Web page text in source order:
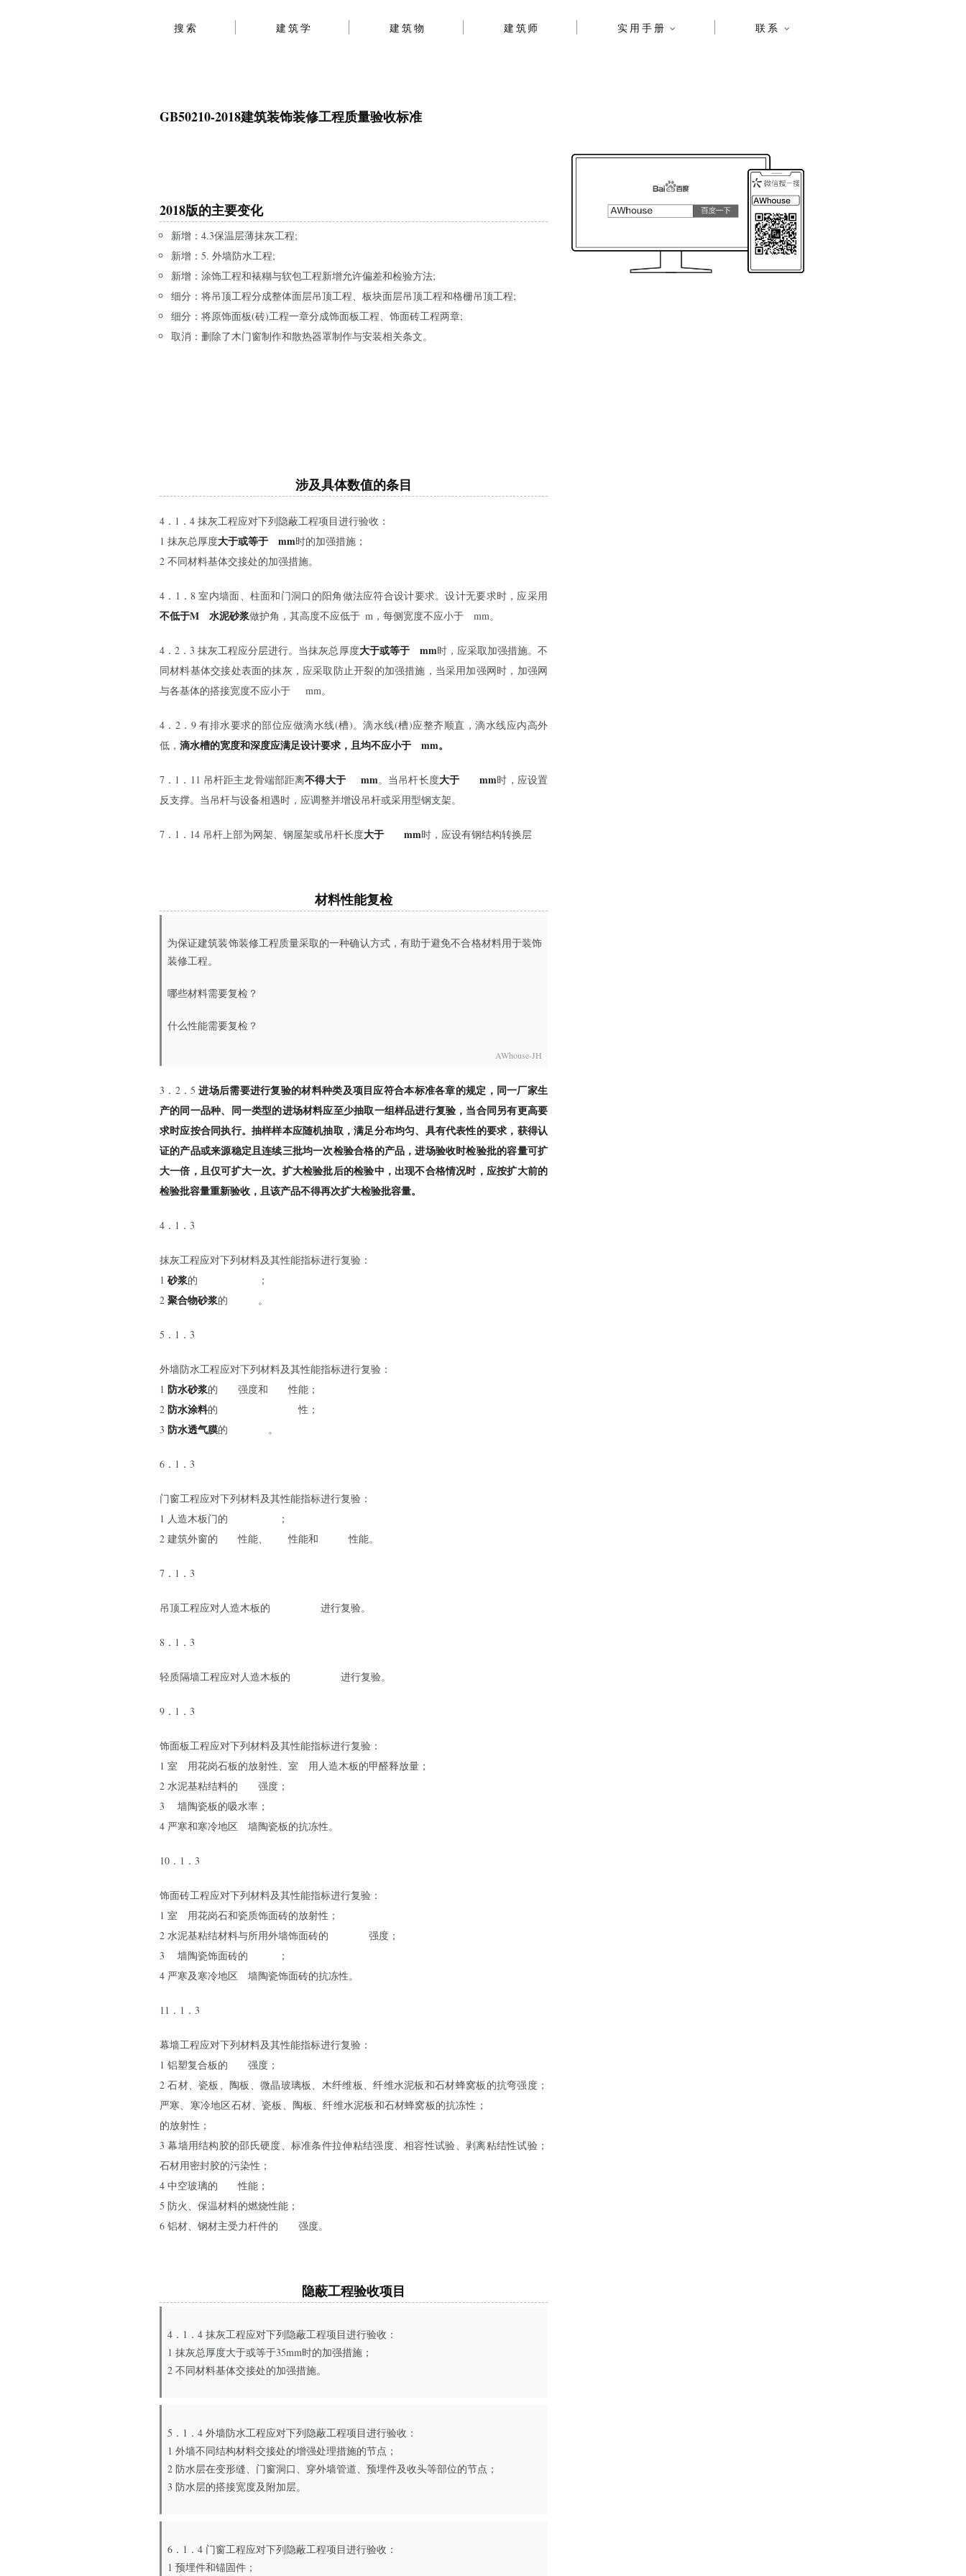
搜索 建筑学 建筑物 建筑师 实用手册 联系
GB50210-2018建筑装饰装修工程质量验收标准
2018版的主要变化
新增：4.3保温层薄抹灰工程;
新增：5. 外墙防水工程;
新增：涂饰工程和裱糊与软包工程新增允许偏差和检验方法;
细分：将吊顶工程分成整体面层吊顶工程、板块面层吊顶工程和格栅吊顶工程;
细分：将原饰面板(砖)工程一章分成饰面板工程、饰面砖工程两章;
取消：删除了木门窗制作和散热器罩制作与安装相关条文。
涉及具体数值的条目
4．1．4 抹灰工程应对下列隐蔽工程项目进行验收：
1 抹灰总厚度大于或等于 mm时的加强措施；
2 不同材料基体交接处的加强措施。
4．1．8 室内墙面、柱面和门洞口的阳角做法应符合设计要求。设计无要求时，应采用
不低于M 水泥砂浆做护角，其高度不应低于 m，每侧宽度不应小于 mm。
4．2．3 抹灰工程应分层进行。当抹灰总厚度大于或等于35 mm时，应采取加强措施。不
同材料基体交接处表面的抹灰，应采取防止开裂的加强措施，当采用加强网时，加强网
与各基体的搭接宽度不应小于
mm。
4．2．9 有排水要求的部位应做滴水线(槽)。滴水线(槽)应整齐顺直，滴水线应内高外
低， 滴水槽的宽度和深度应满足设计要求，且均不应小于 mm。
7．1．11 吊杆距主龙骨端部距离不得大于300 mm。当吊杆长度大于 1500mm时，应设置
反支撑。当吊杆与设备相遇时，应调整并增设吊杆或采用型钢支架。
7．1．14 吊杆上部为网架、钢屋架或吊杆长度大于 mm时，应设有钢结构转换层
材料性能复检
为保证建筑装饰装修工程质量采取的一种确认方式，有助于避免不合格材料用于装饰
装修工程。
哪些材料需要复检？
什么性能需要复检？
AWhouse-JH
3．2．5进场后需要进行复验的材料种类及项目应符合本标准各章的规定，同一厂家生
产的同一品种、同一类型的进场材料应至少抽取一组样品进行复验，当合同另有更高要
求时应按合同执行。抽样样本应随机抽取，满足分布均匀、具有代表性的要求，获得认
证的产品或来源稳定且连续三批均一次检验合格的产品，进场验收时检验批的容量可扩
大一倍，且仅可扩大一次。扩大检验批后的检验中，出现不合格情况时，应按扩大前的
检验批容量重新验收，且该产品不得再次扩大检验批容量。
4．1．3
抹灰工程应对下列材料及其性能指标进行复验：
1 砂浆的
；
2 聚合物砂浆的 。
5．1．3
外墙防水工程应对下列材料及其性能指标进行复验：
1 防水砂浆的 强度和 抗渗性能；
2 防水涂料的 低温柔性和不透水性；
3 防水透气膜的 。
6．1．3
门窗工程应对下列材料及其性能指标进行复验：
1 人造木板门的
；
2 建筑外窗的 气密性能、 水密性能和 抗风压性能。
7．1．3
吊顶工程应对人造木板的 进行复验。
8．1．3
轻质隔墙工程应对人造木板的 进行复验。
9．1．3
饰面板工程应对下列材料及其性能指标进行复验：
1 室
用花岗石板的放射性、室
用人造木板的甲醛释放量；
2 水泥基粘结料的
强度；
3
墙陶瓷板的吸水率；
4 严寒和寒冷地区
墙陶瓷板的抗冻性。
10．1．3
饰面砖工程应对下列材料及其性能指标进行复验：
1 室
用花岗石和瓷质饰面砖的放射性；
2 水泥基粘结材料与所用外墙饰面砖的
强度；
3
墙陶瓷饰面砖的
；
4 严寒及寒冷地区
墙陶瓷饰面砖的抗冻性。
11．1．3
幕墙工程应对下列材料及其性能指标进行复验：
1 铝塑复合板的
强度；
2 石材、瓷板、陶板、微晶玻璃板、木纤维板、纤维水泥板和石材蜂窝板的抗弯强度；
严寒、寒冷地区石材、瓷板、陶板、纤维水泥板和石材蜂窝板的抗冻性；
的放射性；
3 幕墙用结构胶的邵氏硬度、标准条件拉伸粘结强度、相容性试验、剥离粘结性试验；
石材用密封胶的污染性；
4 中空玻璃的 密封性能；
5 防火、保温材料的燃烧性能；
6 铝材、钢材主受力杆件的
强度。
隐蔽工程验收项目
4．1．4 抹灰工程应对下列隐蔽工程项目进行验收：
1 抹灰总厚度大于或等于35mm时的加强措施；
2 不同材料基体交接处的加强措施。
5．1．4 外墙防水工程应对下列隐蔽工程项目进行验收：
1 外墙不同结构材料交接处的增强处理措施的节点；
2 防水层在变形缝、门窗洞口、穿外墙管道、预埋件及收头等部位的节点；
3 防水层的搭接宽度及附加层。
6．1．4 门窗工程应对下列隐蔽工程项目进行验收：
1 预埋件和锚固件；